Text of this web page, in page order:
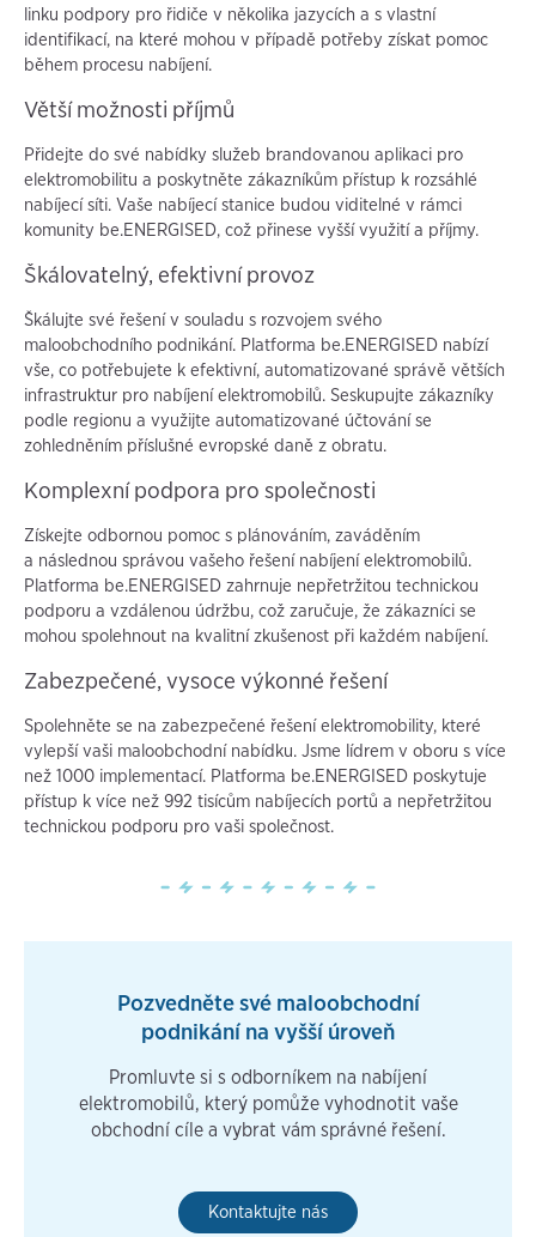
linku podpory pro řidiče v několika jazycích a s vlastní
identifikací, na které mohou v případě potřeby získat pomoc
během procesu nabíjení.
Větší možnosti příjmů
Přidejte do své nabídky služeb brandovanou aplikaci pro
elektromobilitu a poskytněte zákazníkům přístup k rozsáhlé
nabíjecí síti. Vaše nabíjecí stanice budou viditelné v rámci
komunity be.ENERGISED, což přinese vyšší využití a příjmy.
Škálovatelný, efektivní provoz
Škálujte své řešení v souladu s rozvojem svého
maloobchodního podnikání. Platforma be.ENERGISED nabízí
vše, co potřebujete k efektivní, automatizované správě větších
infrastruktur pro nabíjení elektromobilů. Seskupujte zákazníky
podle regionu a využijte automatizované účtování se
zohledněním příslušné evropské daně z obratu.
Komplexní podpora pro společnosti
Získejte odbornou pomoc s plánováním, zaváděním
a následnou správou vašeho řešení nabíjení elektromobilů.
Platforma be.ENERGISED zahrnuje nepřetržitou technickou
podporu a vzdálenou údržbu, což zaručuje, že zákazníci se
mohou spolehnout na kvalitní zkušenost při každém nabíjení.
Zabezpečené, vysoce výkonné řešení
Spolehněte se na zabezpečené řešení elektromobility, které
vylepší vaši maloobchodní nabídku. Jsme lídrem v oboru s více
než 1000 implementací. Platforma be.ENERGISED poskytuje
přístup k více než 992 tisícům nabíjecích portů a nepřetržitou
technickou podporu pro vaši společnost.
Pozvedněte své maloobchodní
podnikání na vyšší úroveň
Promluvte si s odborníkem na nabíjení
elektromobilů, který pomůže vyhodnotit vaše
obchodní cíle a vybrat vám správné řešení.
Kontaktujte nás